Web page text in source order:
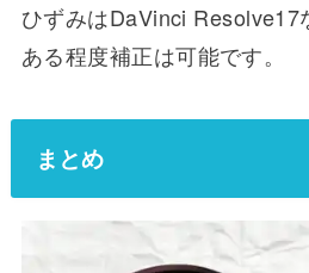
ひずみはDaVinci Resolve17
ある程度補正は可能です。
まとめ